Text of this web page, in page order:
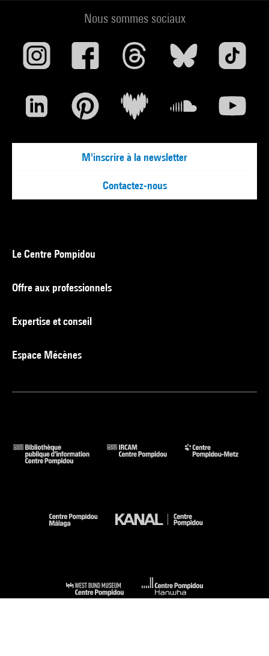
Nous sommes sociaux
M'inscrire à la newsletter
Contactez-nous
Le Centre Pompidou
Offre aux professionnels
Expertise et conseil
Espace Mécènes